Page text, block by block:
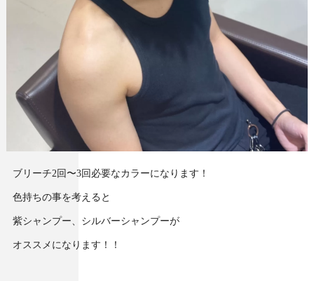
ブリーチ2回〜3回必要なカラーになります！
色持ちの事を考えると
紫シャンプー、シルバーシャンプーが
オススメになります！！